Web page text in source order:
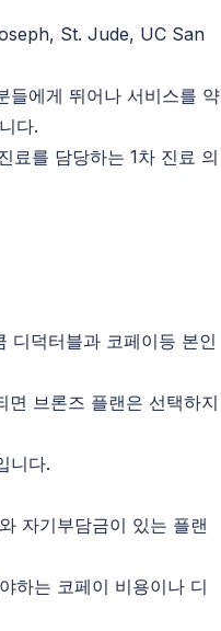
St. Jude, UC San
들에게 뛰어나 서비스를 약
다.
료를 담당하는 1차 진료 의
디덕터블과 코페이등 본인
브론즈 플랜은 선택하지
니다.
자기부담금이 있는 플랜
하는 코페이 비용이나 디